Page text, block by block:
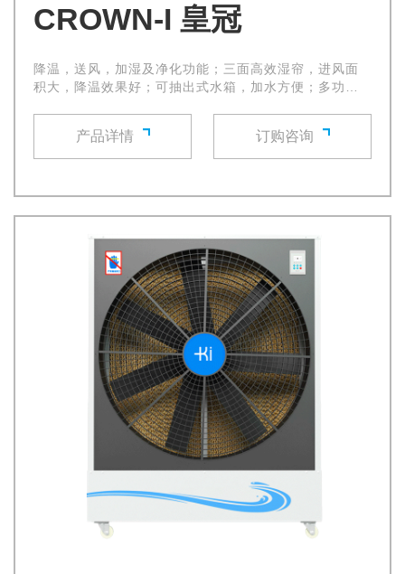
CROWN-I 皇冠
降温，送风，加湿及净化功能；三面高效湿帘，进风面
积大，降温效果好；可抽出式水箱，加水方便；多功能
产品详情 订购咨询